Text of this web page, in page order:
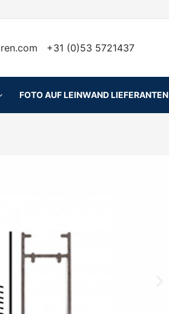
+31 (0)53 5721437
FOTO AUF LEINWAND LIEFERANTEN